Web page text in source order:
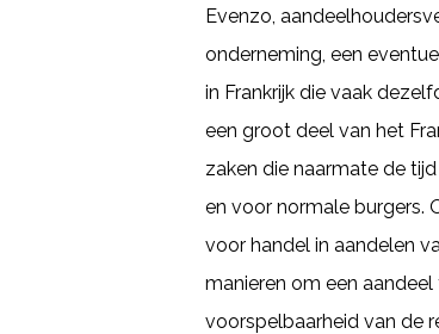
Evenzo,
onderneming, een
in Frankrijk die vaak
een groot deel van het
zaken die naarmate de
en voor normale burgers.
voor handel in aandelen
manieren om een
voorspelbaarheid van de